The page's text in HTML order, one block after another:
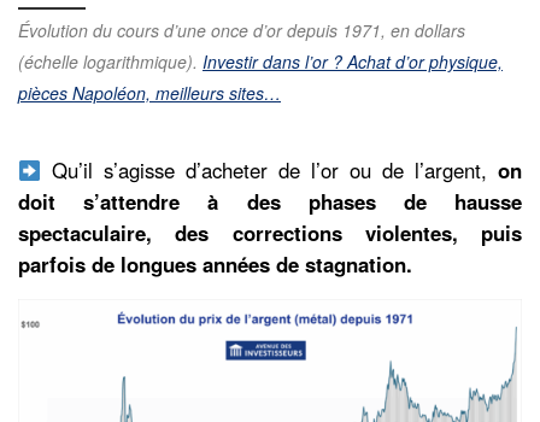
Évolution du cours d’une once d’or depuis 1971, en dollars
(échelle logarithmique). Investir dans l’or ? Achat d’or physique,
pièces Napoléon, meilleurs sites…
Qu’il s’agisse d’acheter de l’or ou de l’argent, on
doit s’attendre à des phases de hausse
spectaculaire, des corrections violentes, puis
parfois de longues années de stagnation.